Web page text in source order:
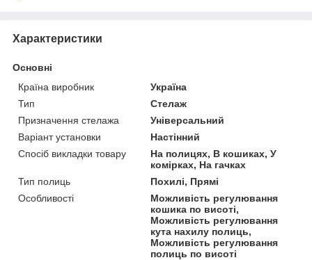
Характеристики
Основні
Країна виробник
Україна
Тип
Стелаж
Призначення стелажа
Універсальний
Варіант установки
Настінний
Спосіб викладки товару
На полицях, В кошиках, У
комірках, На гачках
Тип полиць
Похилі, Прямі
Особливості
Можливість регулювання
кошика по висоті,
Можливість регулювання
кута нахилу полиць,
Можливість регулювання
полиць по висоті